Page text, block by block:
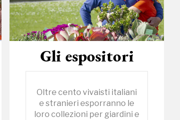
Gli espositori
Oltre cento vivaisti italiani
e stranieri esporranno le
loro collezioni per giardini e